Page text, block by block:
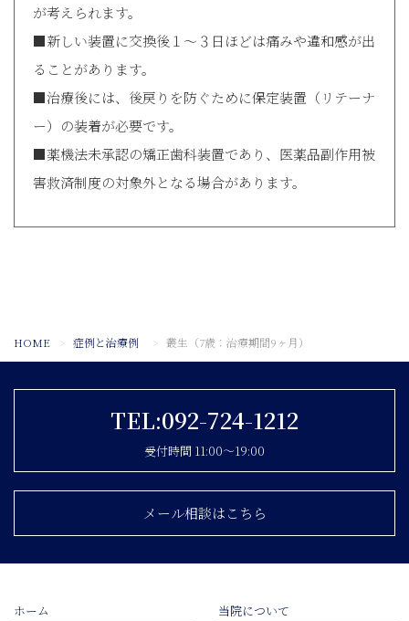
が考えられます。
■新しい装置に交換後１～３日ほどは痛みや違和感が出
ることがあります。
■治療後には、後戻りを防ぐために保定装置（リテーナ
ー）の装着が必要です。
■薬機法未承認の矯正歯科装置であり、医薬品副作用被
害救済制度の対象外となる場合があります。
HOME 症例と治療例 叢生（7歳：治療期間9ヶ月）
TEL:092-724-1212
受付時間 11:00〜19:00
メール相談はこちら
ホーム 当院について